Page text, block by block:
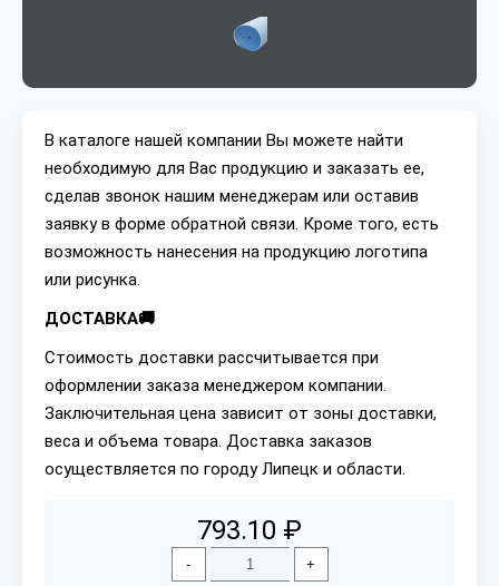
В каталоге нашей компании Вы можете найти
необходимую для Вас продукцию и заказать ее,
сделав звонок нашим менеджерам или оставив
заявку в форме обратной связи. Кроме того, есть
возможность нанесения на продукцию логотипа
или рисунка.
ДОСТАВКА🚚
Стоимость доставки рассчитывается при
оформлении заказа менеджером компании.
Заключительная цена зависит от зоны доставки,
веса и объема товара. Доставка заказов
осуществляется по городу Липецк и области.
793.10 ₽
- +